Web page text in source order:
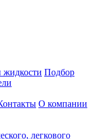
жидкости Подбор
О компании
легкового